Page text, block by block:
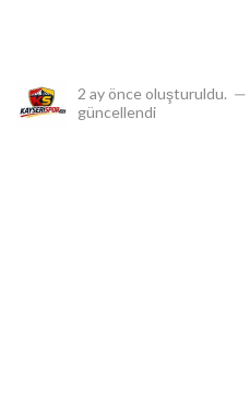
2 ay önce oluşturuldu. —
güncellendi